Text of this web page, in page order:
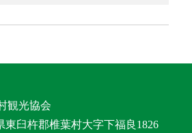
観光協会
臼杵郡椎葉村大字下福良1826